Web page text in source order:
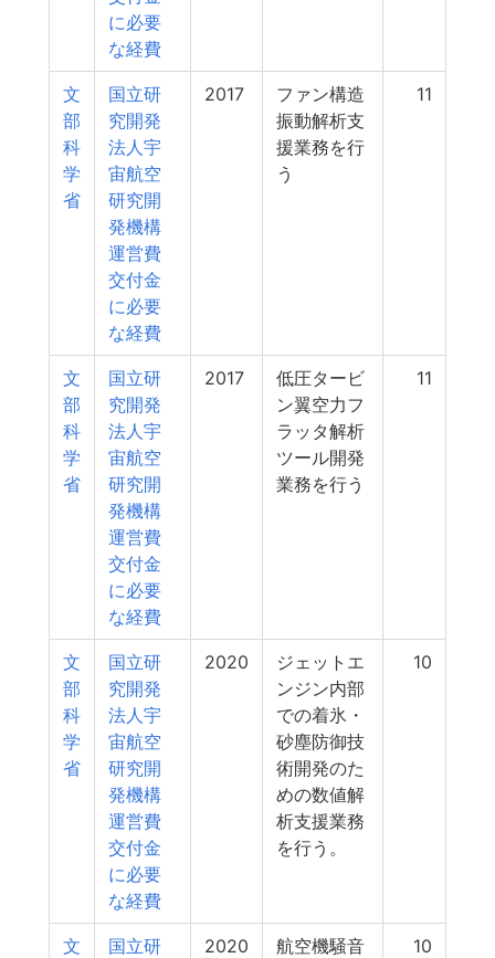
に必要
な経費
文
部
科
学
省
国立研
究開発
法人宇
宙航空
研究開
発機構
運営費
交付金
に必要
な経費
2017
ファン構造
振動解析支
援業務を行
う
11
文
部
科
学
省
国立研
究開発
法人宇
宙航空
研究開
発機構
運営費
交付金
に必要
な経費
2017
低圧タービ
ン翼空力フ
ラッタ解析
ツール開発
業務を行う
11
文
部
科
学
省
国立研
究開発
法人宇
宙航空
研究開
発機構
運営費
交付金
に必要
な経費
2020
ジェットエ
ンジン内部
での着氷・
砂塵防御技
術開発のた
めの数値解
析支援業務
を行う。
10
文
国立研
2020
航空機騒音
10